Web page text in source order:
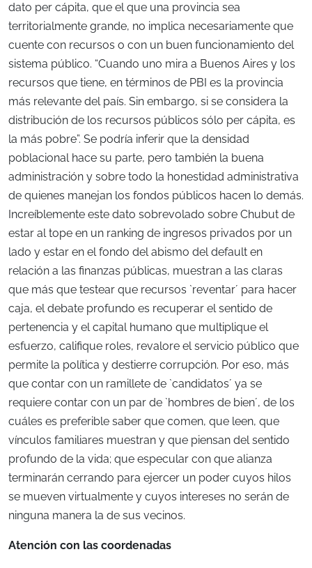
dato per cápita, que el que una provincia sea
territorialmente grande, no implica necesariamente que
cuente con recursos o con un buen funcionamiento del
sistema público. “Cuando uno mira a Buenos Aires y los
recursos que tiene, en términos de PBI es la provincia
más relevante del país. Sin embargo, si se considera la
distribución de los recursos públicos sólo per cápita, es
la más pobre”. Se podría inferir que la densidad
poblacional hace su parte, pero también la buena
administración y sobre todo la honestidad administrativa
de quienes manejan los fondos públicos hacen lo demás.
Increíblemente este dato sobrevolado sobre Chubut de
estar al tope en un ranking de ingresos privados por un
lado y estar en el fondo del abismo del default en
relación a las finanzas públicas, muestran a las claras
que más que testear que recursos `reventar´ para hacer
caja, el debate profundo es recuperar el sentido de
pertenencia y el capital humano que multiplique el
esfuerzo, califique roles, revalore el servicio público que
permite la política y destierre corrupción. Por eso, más
que contar con un ramillete de `candidatos´ ya se
requiere contar con un par de `hombres de bien´, de los
cuáles es preferible saber que comen, que leen, que
vínculos familiares muestran y que piensan del sentido
profundo de la vida; que especular con que alianza
terminarán cerrando para ejercer un poder cuyos hilos
se mueven virtualmente y cuyos intereses no serán de
ninguna manera la de sus vecinos.
Atención con las coordenadas